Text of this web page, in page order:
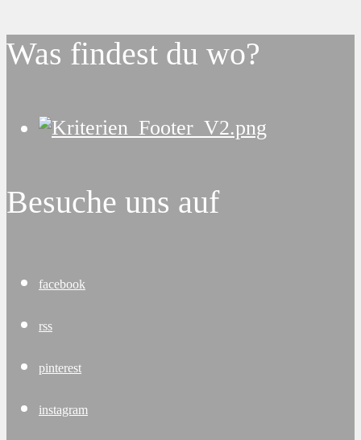
Was findest du wo?
Besuche uns auf
facebook
rss
pinterest
instagram